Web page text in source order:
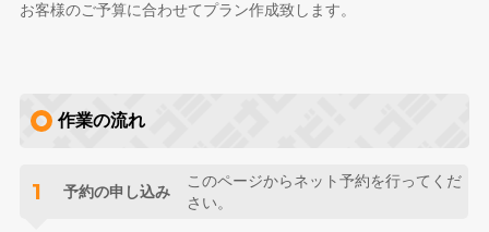
お客様のご予算に合わせてプラン作成致します。
作業の流れ
1 予約の申し込み
このページからネット予約を行ってくだ
さい。